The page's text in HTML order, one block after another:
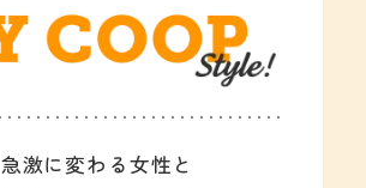
急激に変わる女性と